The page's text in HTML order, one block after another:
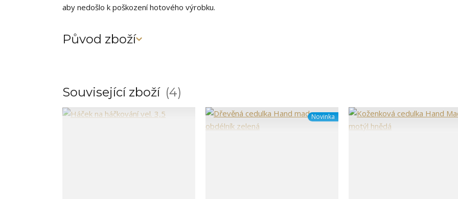
aby nedošlo k poškození hotového výrobku.
Původ zboží
Související zboží 4
Novinka